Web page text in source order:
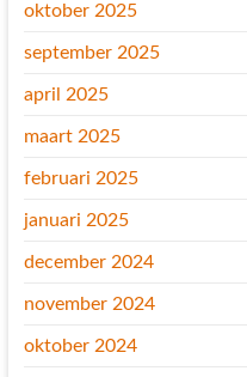
oktober 2025
september 2025
april 2025
maart 2025
februari 2025
januari 2025
december 2024
november 2024
oktober 2024